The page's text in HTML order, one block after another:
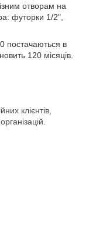
отворам на
футорки 1/2",
постачаються в
120 місяців.
клієнтів,